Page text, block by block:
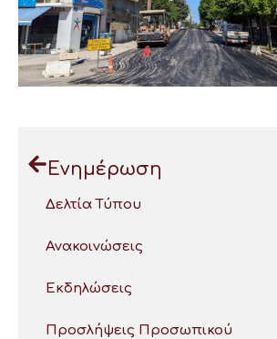
Ενημέρωση
Δελτία Τύπου
Ανακοινώσεις
Εκδηλώσεις
Προσλήψεις Προσωπικού